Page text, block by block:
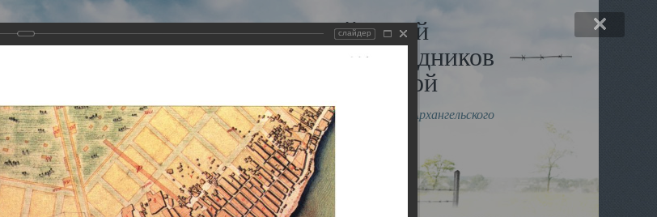
Виртуальный музей
Новомучеников и исповедников
Земли Архангельской
Сайт создан по благословлению митрополита Архангельского
и Холмогорского Даниила
слайдер